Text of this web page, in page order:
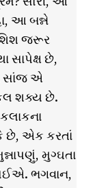
આ બન્ને
જરૂર
સાપેક્ષ છે,
સાંજ એ
શક્ય છે.
છે, એક કરતાં
મુગ્ઘતા
ભગવાન,